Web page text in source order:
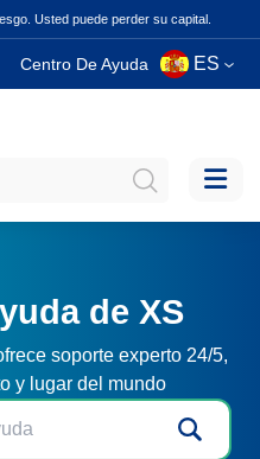
Usted puede perder su capital.
Centro De Ayuda ES
de XS
soporte experto 24/5,
y lugar del mundo